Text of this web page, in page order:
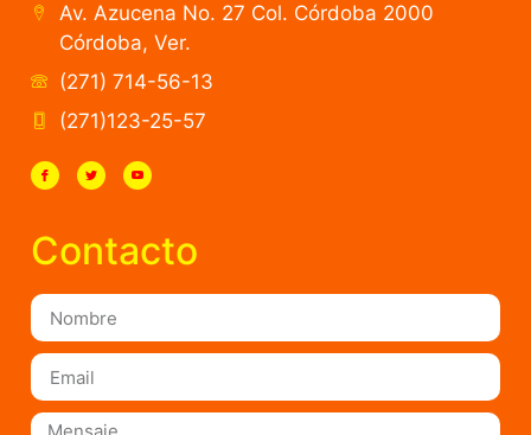
Av. Azucena No. 27 Col. Córdoba 2000
Córdoba, Ver.
(271) 714-56-13
(271)123-25-57
Contacto